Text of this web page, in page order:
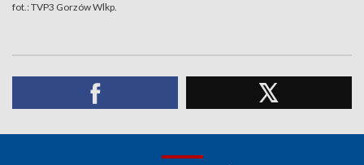
fot.: TVP3 Gorzów Wlkp.